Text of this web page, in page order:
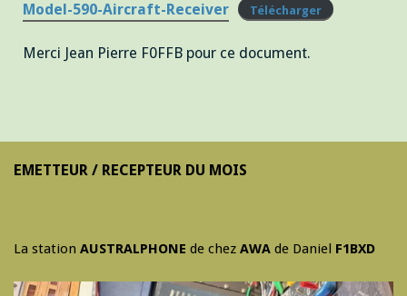
Model-590-Aircraft-Receiver Télécharger
Merci Jean Pierre F0FFB pour ce document.
EMETTEUR / RECEPTEUR DU MOIS
La station AUSTRALPHONE de chez AWA de Daniel F1BXD